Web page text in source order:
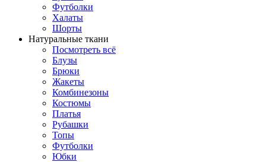
Футболки
Халаты
Шорты
Натуральные ткани
Посмотреть всё
Блузы
Брюки
Жакеты
Комбинезоны
Костюмы
Платья
Рубашки
Топы
Футболки
Юбки